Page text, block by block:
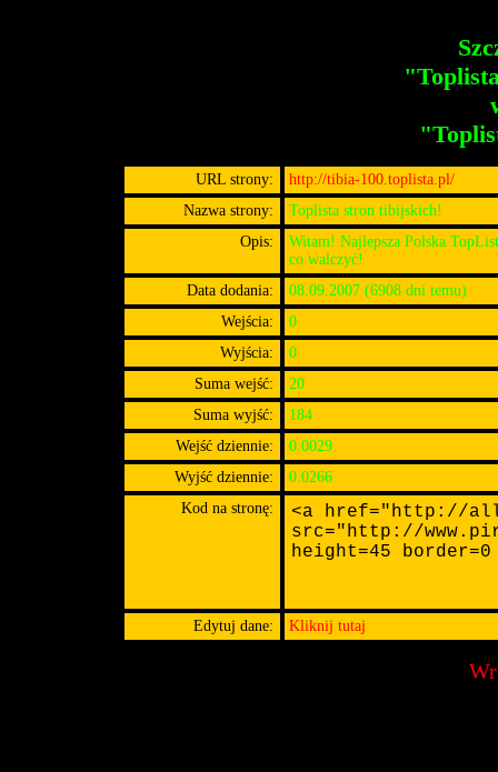
URL strony:
http://tibia-100.toplista.pl/
Nazwa strony:
Toplista stron tibijskich!
Opis:
Witam! Najlepsza Polska
co walczyć!
Data dodania:
08.09.2007 (6908 dni temu)
Wejścia:
0
Wyjścia:
0
Suma wejść:
20
Suma wyjść:
184
Wejść dziennie:
0.0029
Wyjść dziennie:
0.0266
Kod na stronę:
Edytuj dane: Kliknij tutaj